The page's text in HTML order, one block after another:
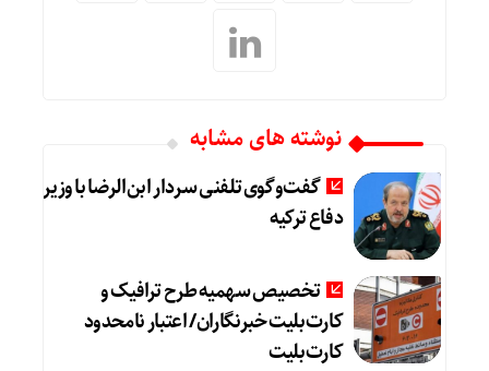
نوشته های مشابه
گفت‌وگوی تلفنی سردار ابن‌الرضا با وزیر
دفاع ترکیه
تخصیص سهمیه طرح ترافیک و
کارت‌بلیت خبرنگاران/ اعتبار نامحدود
کارت‌بلیت